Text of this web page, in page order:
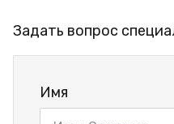
Задать вопрос
Имя